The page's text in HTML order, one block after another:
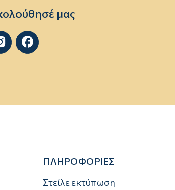
μας

ΠΛΗΡΟΦΟΡΙΕΣ
Στείλε εκτύπωση